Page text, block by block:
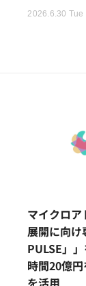
2026.6.30 Tue
マイクロ
展開に向け
PULSE」
時間20億
を活用